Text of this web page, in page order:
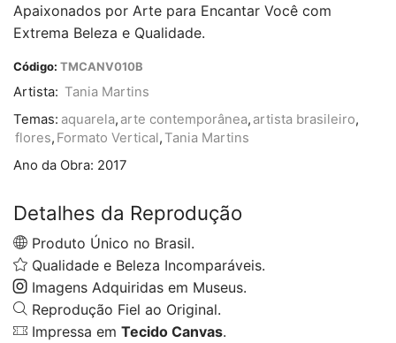
Apaixonados por Arte para Encantar Você com
Extrema Beleza e Qualidade.
Código: TMCANV010B
Artista: Tania Martins
Temas: aquarela, arte contemporânea, artista brasileiro,
flores, Formato Vertical,Tania Martins
Ano da Obra: 2017
Detalhes da Reprodução
Produto Único no Brasil.
Qualidade e Beleza Incomparáveis.
Imagens Adquiridas em Museus.
Reprodução Fiel ao Original.
Impressa em Tecido Canvas.